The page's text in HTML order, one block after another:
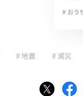
# おう
# ライ
# 地震
# 地震 # 減災